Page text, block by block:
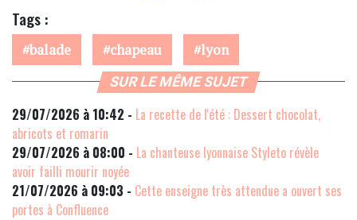
Tags :
balade chapeau lyon
SUR LE MÊME SUJET
29/07/2026 à 10:42 - La recette de l'été : Dessert chocolat,
abricots et romarin
29/07/2026 à 08:00 - La chanteuse lyonnaise Styleto révèle
avoir failli mourir noyée
21/07/2026 à 09:03 - Cette enseigne très attendue a ouvert ses
portes à Confluence